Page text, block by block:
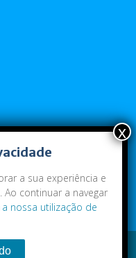
os direitos reservados.
a sua experiência e
continuar a navegar
nossa utilização de